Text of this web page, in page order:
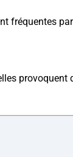
fréquentes